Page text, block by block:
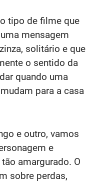
tipo de filme que
mensagem
solitário e que
o sentido da
quando uma
para a casa
e outro, vamos
e
amargurado. O
sobre perdas,